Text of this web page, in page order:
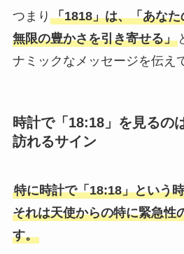
つまり 「1818」は、「あな
無限の豊かさを引き寄せる」
ナミックなメッセージを伝え
時計で「18:18」を見るの
訪れるサイン
特に時計で「18:18」という
それは天使からの特に緊急性
す。